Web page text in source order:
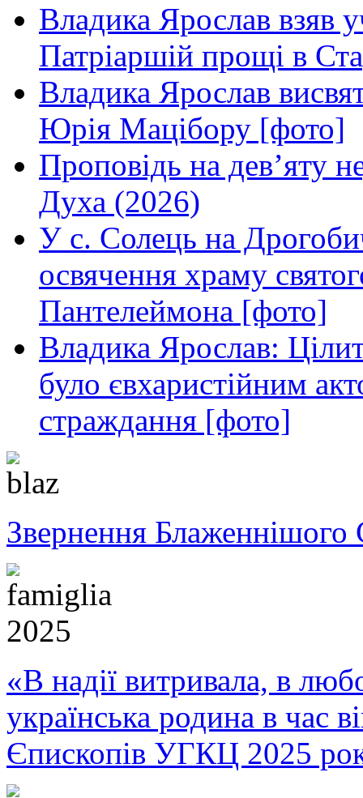
Владика Ярослав взяв
Патріаршій прощі в
Владика Ярослав
Юрія Мацібору [фото]
Проповідь на дев’яту
Духа (2026)
У с. Солець на
освячення храму
Пантелеймона [фото]
Владика Ярослав:
було євхаристійним
страждання [фото]
Звернення Блаженнішого
«В надії витривала, в
українська родина в час
Єпископів УГКЦ 2025